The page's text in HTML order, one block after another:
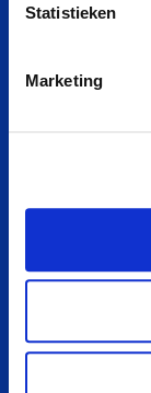
Statistieken
Marketing